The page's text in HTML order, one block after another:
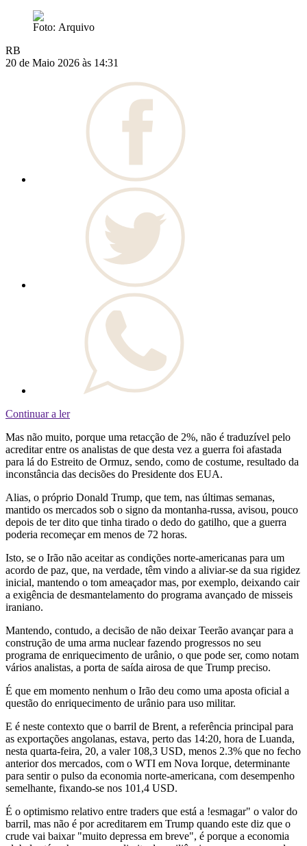
Foto: Arquivo
RB
20 de Maio 2026 às 14:31
Continuar a ler
Mas não muito, porque uma retacção de 2%, não é traduzível pelo
acreditar entre os analistas de que desta vez a guerra foi afastada
para lá do Estreito de Ormuz, sendo, como de costume, resultado da
inconstância das decisões do Presidente dos EUA.
Alias, o próprio Donald Trump, que tem, nas últimas semanas,
mantido os mercados sob o signo da montanha-russa, avisou, pouco
depois de ter dito que tinha tirado o dedo do gatilho, que a guerra
poderia recomeçar em menos de 72 horas.
Isto, se o Irão não aceitar as condições norte-americanas para um
acordo de paz, que, na verdade, têm vindo a aliviar-se da sua rigidez
inicial, mantendo o tom ameaçador mas, por exemplo, deixando cair
a exigência de desmantelamento do programa avançado de misseis
iraniano.
Mantendo, contudo, a decisão de não deixar Teerão avançar para a
construção de uma arma nuclear fazendo progressos no seu
programa de enriquecimento de urânio, o que pode ser, como notam
vários analistas, a porta de saída airosa de que Trump preciso.
É que em momento nenhum o Irão deu como uma aposta oficial a
questão do enriquecimento de urânio para uso militar.
E é neste contexto que o barril de Brent, a referência principal para
as exportações angolanas, estava, perto das 14:20, hora de Luanda,
nesta quarta-feira, 20, a valer 108,3 USD, menos 2.3% que no fecho
anterior dos mercados, com o WTI em Nova Iorque, determinante
para sentir o pulso da economia norte-americana, com desempenho
semelhante, fixando-se nos 101,4 USD.
É o optimismo relativo entre traders que está a !esmagar" o valor do
barril, mas não é por acreditarem em Trump quando este diz que o
crude vai baixar "muito depressa em breve", é porque a economia